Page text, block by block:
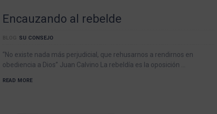
Encauzando al rebelde
SU CONSEJO
“No existe nada más perjudicial, que rehusarnos a rendirnos en
obediencia a Dios” Juan Calvino La rebeldía es la oposición …
READ MORE